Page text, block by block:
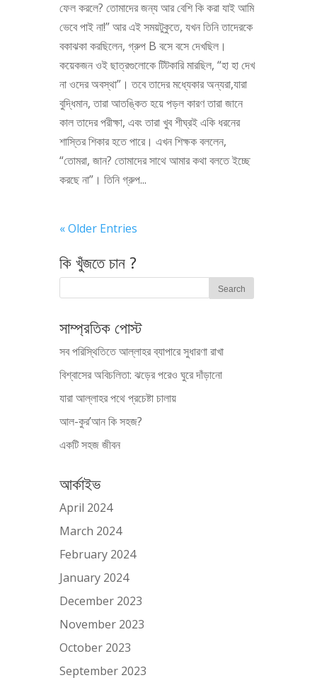
ফেল করলে? তোমাদের জন্য আর বেশি কি করা যাই আমি
ভেবে পাই না!” আর এই সময়টুকুতে, যখন তিনি তাদেরকে
বকাঝকা করছিলেন, গ্রুপ B বসে বসে দেখছিল।
কয়েকজন ওই ছাত্রগুলোকে টিটকারি মারছিল, “হা হা দেখ
না ওদের অবস্থা”। তবে তাদের মধ্যেকার অন্যরা,যারা
বুদ্ধিমান, তারা আতঙ্কিত হয়ে পড়ল কারণ তারা জানে
কাল তাদের পরীক্ষা, এবং তারা খুব শীঘ্রই একি ধরনের
শাস্তির শিকার হতে পারে। এখন শিক্ষক বললেন,
“তোমরা, জান? তোমাদের সাথে আমার কথা বলতে ইচ্ছে
করছে না”। তিনি গ্রুপ...
« Older Entries
কি খুঁজতে চান ?
সাম্প্রতিক পোস্ট
সব পরিস্থিতিতে আল্লাহর ব্যাপারে সুধারণা রাখা
বিশ্বাসের অবিচলিতা: ঝড়ের পরেও ঘুরে দাঁড়ানো
যারা আল্লাহর পথে প্রচেষ্টা চালায়
আল-কুর’আন কি সহজ?
একটি সহজ জীবন
আর্কাইভ
April 2024
March 2024
February 2024
January 2024
December 2023
November 2023
October 2023
September 2023